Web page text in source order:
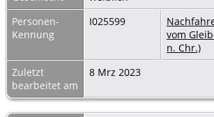
Personen-
Kennung
I025599
vom
n. Chr.)
Zuletzt
bearbeitet am
8 Mrz 2023